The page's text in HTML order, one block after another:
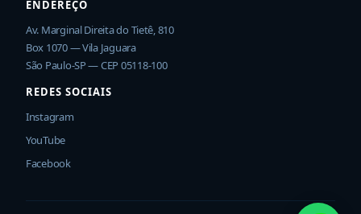
ENDEREÇO
Av. Marginal Direita do Tietê, 810
Box 1070 — Vila Jaguara
São Paulo-SP — CEP 05118-100
REDES SOCIAIS
Instagram
YouTube
Facebook